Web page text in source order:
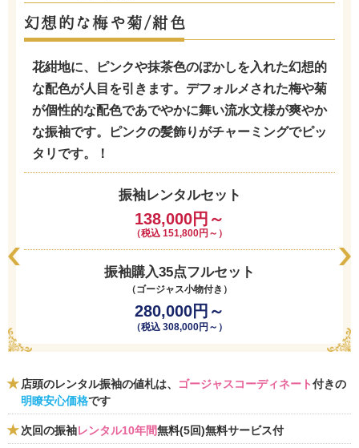
幻想的な梅や菊/紺色
花紺地に、ピンクや抹茶色のぼかしを入れた幻想的
な配色が人目を引きます。デフォルメされた梅や菊
が個性的な配色であでやかに舞い流水文様が爽やか
な振袖です。ピンクの髪飾りがチャーミングでピッ
タリです。！
振袖レンタルセット
138,000円～
（税込 151,800円～）
振袖購入35点フルセット
（ゴージャス小物付き）
280,000円～
（税込 308,000円～）
店頭のレンタル振袖の値札は、 ゴージャスコーディネート付きの
明瞭安心価格です
次回の振袖レンタル10年間無料(5回)無料サービス付